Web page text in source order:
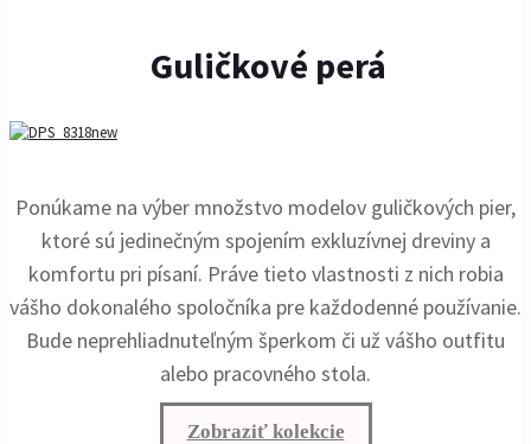
Guličkové perá
Ponúkame na výber množstvo modelov guličkových pier,
ktoré sú jedinečným spojením exkluzívnej dreviny a
komfortu pri písaní. Práve tieto vlastnosti z nich robia
vášho dokonalého spoločníka pre každodenné používanie.
Bude neprehliadnuteľným šperkom či už vášho outfitu
alebo pracovného stola.
Zobraziť kolekcie